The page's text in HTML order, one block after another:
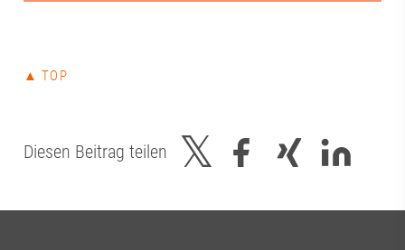
▲ TOP
Diesen Beitrag teilen